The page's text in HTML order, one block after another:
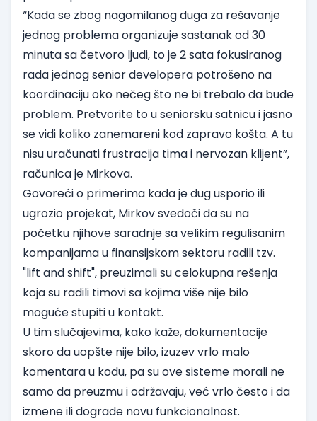
“Kada se zbog nagomilanog duga za rešavanje
jednog problema organizuje sastanak od 30
minuta sa četvoro ljudi, to je 2 sata fokusiranog
rada jednog senior developera potrošeno na
koordinaciju oko nečeg što ne bi trebalo da bude
problem. Pretvorite to u seniorsku satnicu i jasno
se vidi koliko zanemareni kod zapravo košta. A tu
nisu uračunati frustracija tima i nervozan klijent”,
računica je Mirkova.
Govoreći o primerima kada je dug usporio ili
ugrozio projekat, Mirkov svedoči da su na
početku njihove saradnje sa velikim regulisanim
kompanijama u finansijskom sektoru radili tzv.
"lift and shift", preuzimali su celokupna rešenja
koja su radili timovi sa kojima više nije bilo
moguće stupiti u kontakt.
U tim slučajevima, kako kaže, dokumentacije
skoro da uopšte nije bilo, izuzev vrlo malo
komentara u kodu, pa su ove sisteme morali ne
samo da preuzmu i održavaju, već vrlo često i da
izmene ili dograde novu funkcionalnost.